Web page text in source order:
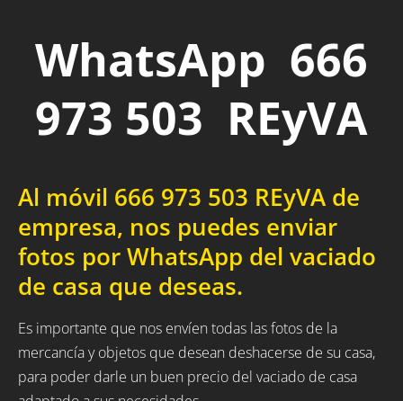
WhatsApp 666
973 503 REyVA
Al móvil 666 973 503 REyVA de
empresa, nos puedes enviar
fotos por WhatsApp del vaciado
de casa que deseas.
Es importante que nos envíen todas las fotos de la
mercancía y objetos que desean deshacerse de su casa,
para poder darle un buen precio del vaciado de casa